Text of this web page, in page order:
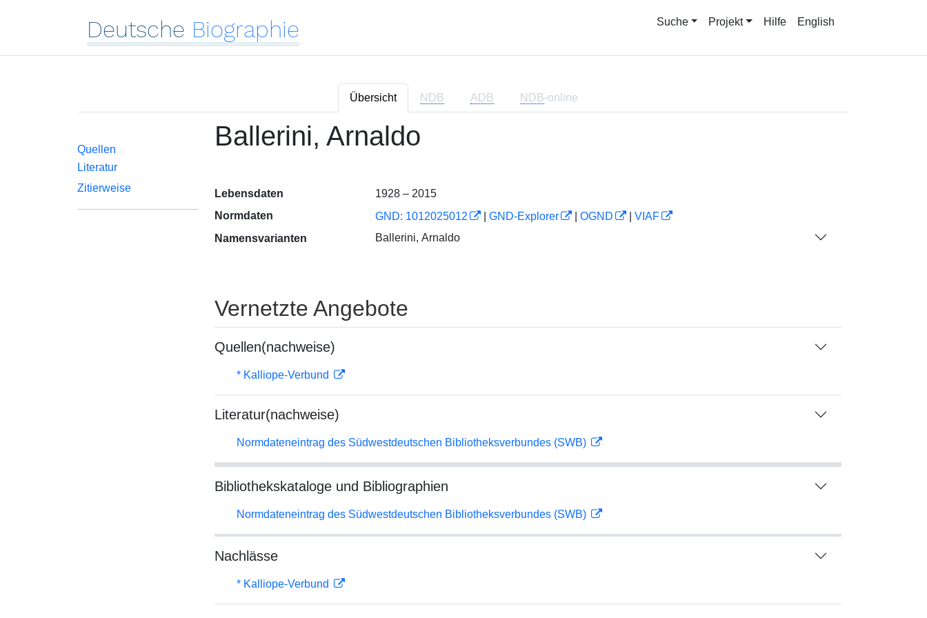
Deutsche Biographie Suche Projekt Hilfe English
Übersicht NDB ADB NDB-online
Quellen
Literatur
Zitierweise
Ballerini, Arnaldo
Lebensdaten
1928 – 2015
Normdaten
GND: 1012025012 GND-Explorer OGND
VIAF
Namensvarianten
Ballerini, Arnaldo
Vernetzte Angebote
Quellen(nachweise)
* Kalliope-Verbund
Literatur(nachweise)
Normdateneintrag des Südwestdeutschen Bibliotheksverbundes (SWB)
Bibliothekskataloge und Bibliographien
Normdateneintrag des Südwestdeutschen Bibliotheksverbundes (SWB)
Nachlässe
* Kalliope-Verbund